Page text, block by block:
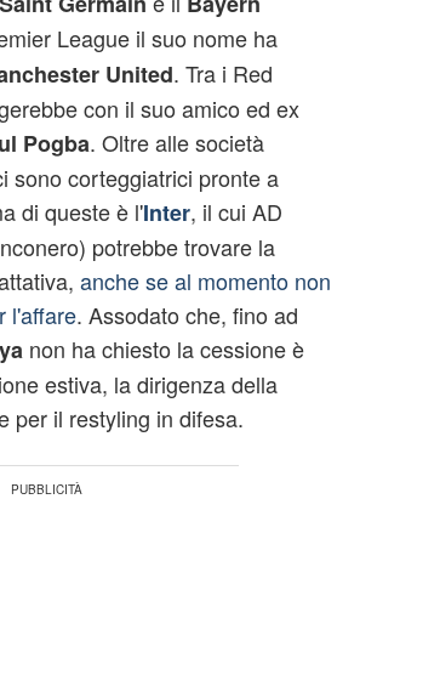
League il suo nome ha
United. Tra i Red
con il suo amico ed ex
Pogba. Oltre alle società
sono corteggiatrici pronte a
di queste è l'Inter, il cui AD
potrebbe trovare la
anche se al momento non
l'affare. Assodato che, fino ad
non ha chiesto la cessione è
estiva, la dirigenza della
per il restyling in difesa.